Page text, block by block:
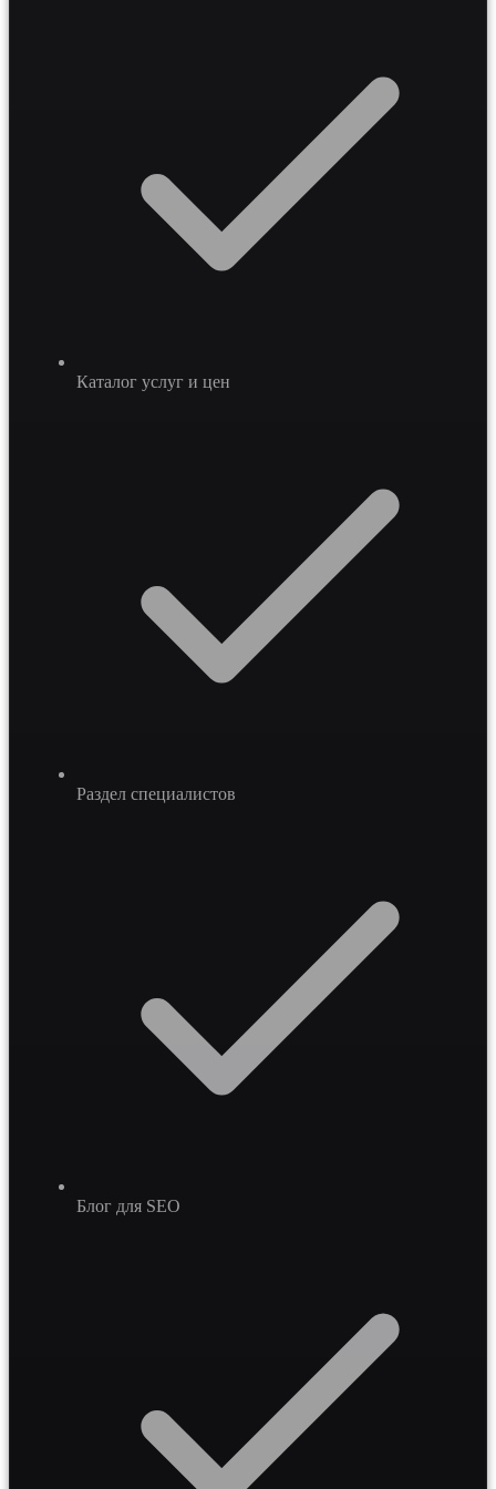
Каталог услуг и цен
Раздел специалистов
Блог для SEO